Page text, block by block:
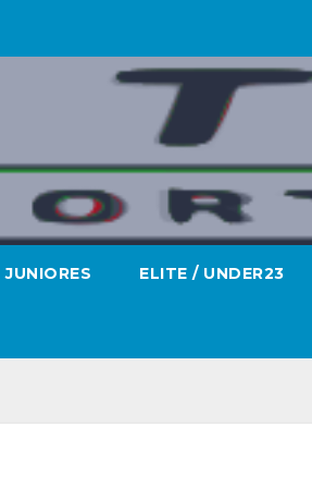
JUNIORES ELITE / UNDER23